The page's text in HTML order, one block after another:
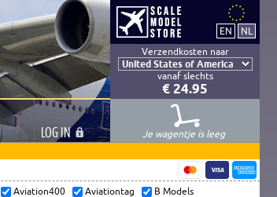
Verzendkosten naar
vanaf slechts
€ 24.95
LOGIN
Je wagentje is leeg
Aviation400 Aviationtag
B Models